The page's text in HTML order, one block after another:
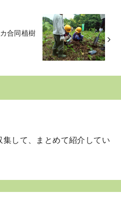
合同植樹
して、まとめて紹介してい